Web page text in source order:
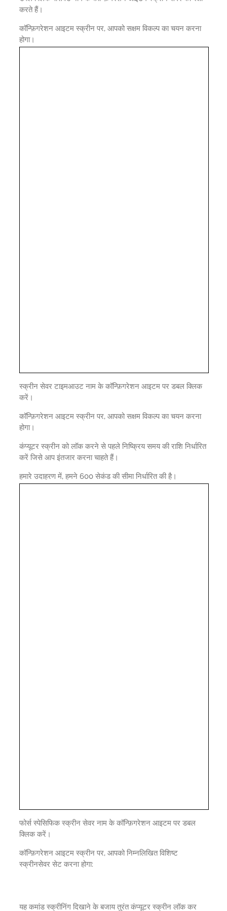
करते हैं।
कॉन्फ़िगरेशन आइटम स्क्रीन पर, आपको सक्षम विकल्प का चयन करना
होगा।
स्क्रीन सेवर टाइमआउट नाम के कॉन्फ़िगरेशन आइटम पर डबल क्लिक
करें।
कॉन्फ़िगरेशन आइटम स्क्रीन पर, आपको सक्षम विकल्प का चयन करना
होगा।
कंप्यूटर स्क्रीन को लॉक करने से पहले निष्क्रिय समय की राशि निर्धारित
करें जिसे आप इंतजार करना चाहते हैं।
हमारे उदाहरण में, हमने 600 सेकंड की सीमा निर्धारित की है।
फोर्स स्पेसिफिक स्क्रीन सेवर नाम के कॉन्फ़िगरेशन आइटम पर डबल
क्लिक करें।
कॉन्फ़िगरेशन आइटम स्क्रीन पर, आपको निम्नलिखित विशिष्ट
स्क्रीनसेवर सेट करना होगा:
यह कमांड स्क्रीनिंग दिखाने के बजाय तुरंत कंप्यूटर स्क्रीन लॉक कर